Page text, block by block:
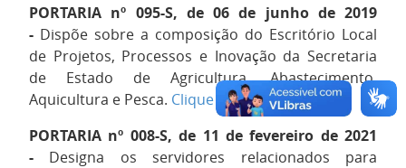
PORTARIA nº 095-S, de 06 de junho de 2019
- Dispõe sobre a composição do Escritório Local
de Projetos, Processos e Inovação da Secretaria
de Estado de Agricultura, Abastecimento,
Aquicultura e Pesca. Clique aqui
PORTARIA nº 008-S, de 11 de fevereiro de 2021
- Designa os servidores relacionados para